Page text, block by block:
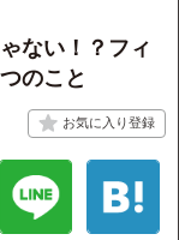
ない！？フィ
のこと